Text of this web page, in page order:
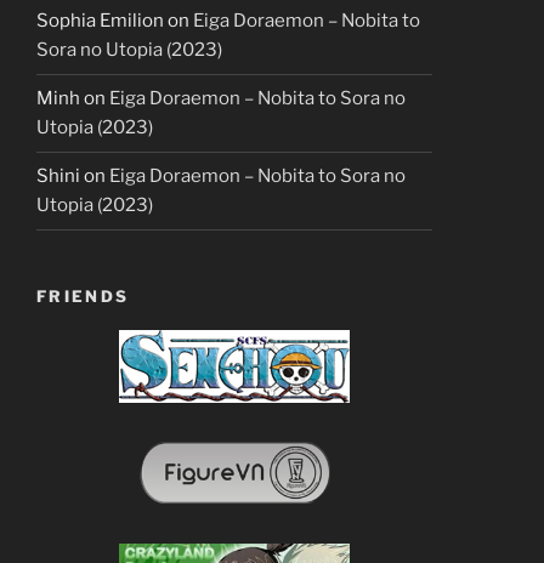
Sophia Emilion on Eiga Doraemon – Nobita to
Sora no Utopia (2023)
Minh on Eiga Doraemon – Nobita to Sora no
Utopia (2023)
Shini on Eiga Doraemon – Nobita to Sora no
Utopia (2023)
FRIENDS